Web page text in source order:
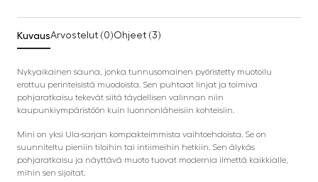
KuvausArvostelut (0)Ohjeet (3)
Nykyaikainen sauna, jonka tunnusomainen pyöristetty muotoilu
erottuu perinteisistä muodoista. Sen puhtaat linjat ja toimiva
pohjaratkaisu tekevät siitä täydellisen valinnan niin
kaupunkiympäristöön kuin luonnonläheisiin kohteisiin.
Mini on yksi Ula-sarjan kompakteimmista vaihtoehdoista. Se on
suunniteltu pieniin tiloihin tai intiimeihin hetkiin. Sen älykäs
pohjaratkaisu ja näyttävä muoto tuovat modernia ilmettä kaikkialle,
mihin sen sijoitat.